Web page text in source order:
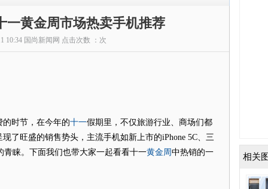
一黄金周市场热卖手机推荐
10:34 国尚新闻网 点击次数 ： 次
时节，在今年的十一假期里，不仅旅游行业、商场们都
现了旺盛的销售势头，主流手机如新上市的iPhone 5C、三
睐。下面我们也带大家一起看看十一黄金周中热销的一 相关